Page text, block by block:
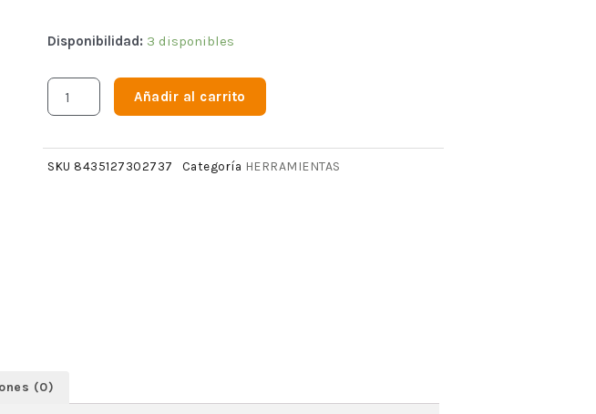
Disponibilidad: 3 disponibles
Añadir al carrito
SKU 8435127302737 Categoría HERRAMIENTAS
(0)